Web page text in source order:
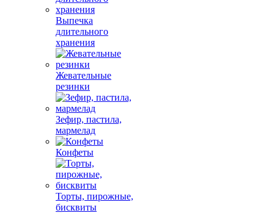
Выпечка
длительного
хранения
Жевательные
резинки
Зефир, пастила,
мармелад
Конфеты
Торты, пирожные,
бисквиты